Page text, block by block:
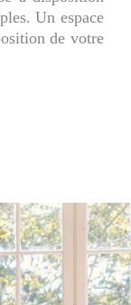
Un espace
de votre